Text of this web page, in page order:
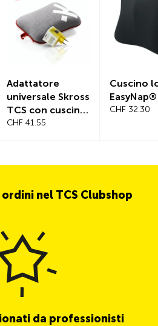
Adattatore
universale Skross
TCS con cuscino
in omaggio del
CHF 41.55
Cuscino
EasyNap®
CHF 32.30
nel TCS Clubshop
da professionisti